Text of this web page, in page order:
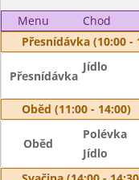
Menu Chod
Přesnídávka (10:00 -
Přesnídávka
Jídlo
Oběd (11:00 - 14:00)
Oběd
Polévka
Jídlo